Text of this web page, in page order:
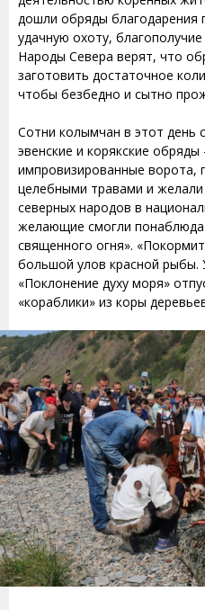
дошли обряды благодарения
удачную охоту,
Народы Севера верят, что
заготовить достаточное
чтобы безбедно и сытно
Сотни колымчан в этот день
эвенские и корякские
импровизированные ворота,
целебными травами и
северных народов в
желающие смогли
священного огня».
большой улов красной рыбы.
«Поклонение духу моря»
«кораблики» из коры